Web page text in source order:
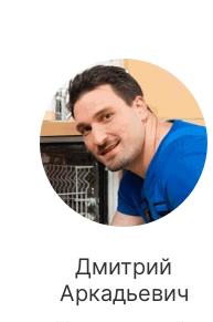
Дмитрий
Аркадьевич